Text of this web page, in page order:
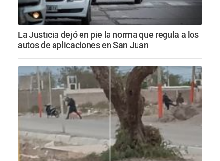
La Justicia dejó en pie la norma que regula a los
autos de aplicaciones en San Juan